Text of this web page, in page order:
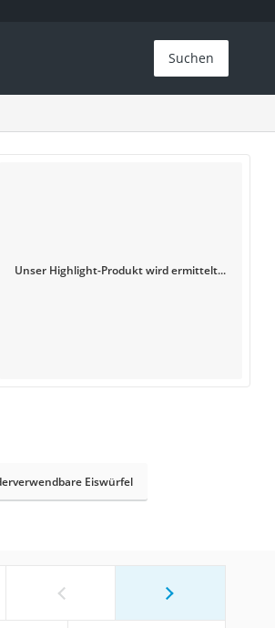
Suchen
Unser Highlight-Produkt wird ermittelt...
Eiswürfel